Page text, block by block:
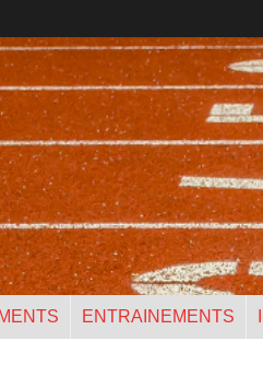
ENTRAINEMENTS